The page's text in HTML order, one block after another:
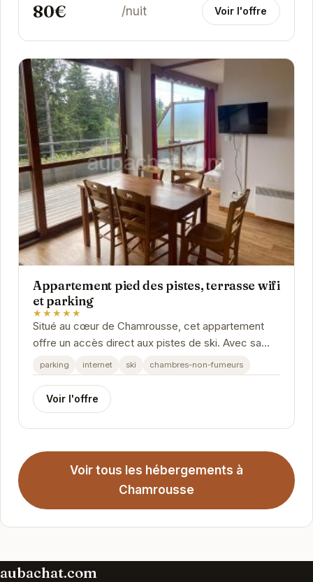
80€ /nuit Voir l'offre
Appartement pied des pistes, terrasse wifi
et parking
★★★★★
Situé au cœur de Chamrousse, cet appartement
offre un accès direct aux pistes de ski. Avec sa
terrasse, son wifi et son parking privé, il est...
parking internet ski chambres-non-fumeurs
Voir l'offre
Voir tous les hébergements à
Chamrousse
aubachat.com